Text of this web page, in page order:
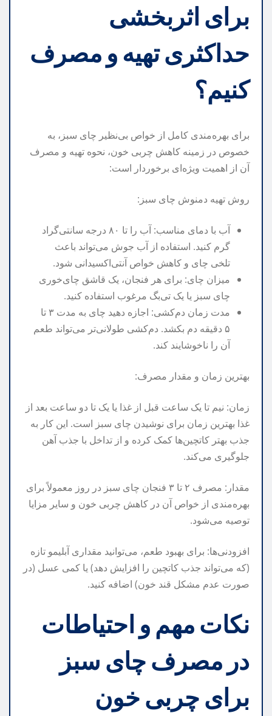
برای اثربخشی
حداکثری تهیه و مصرف
کنیم؟
برای بهره‌مندی کامل از خواص بی‌نظیر چای سبز، به
خصوص در زمینه کاهش چربی خون، نحوه تهیه و مصرف
آن از اهمیت ویژه‌ای برخوردار است:
روش تهیه دمنوش چای سبز:
آب با دمای مناسب: آب را تا ۸۰ درجه سانتی‌گراد
گرم کنید. استفاده از آب جوش می‌تواند باعث
تلخی چای و کاهش خواص آنتی‌اکسیدانی شود.
میزان چای: برای هر فنجان، یک قاشق چای‌خوری
چای سبز یا یک تی‌بگ مرغوب استفاده کنید.
مدت زمان دم‌کشی: اجازه دهید چای به مدت ۳ تا
۵ دقیقه دم بکشد. دم‌کشی طولانی‌تر می‌تواند طعم
آن را ناخوشایند کند.
بهترین زمان و مقدار مصرف:
زمان: نیم تا یک ساعت قبل از غذا یا یک تا دو ساعت بعد از
غذا بهترین زمان برای نوشیدن چای سبز است. این کار به
جذب بهتر کاتچین‌ها کمک کرده و از تداخل با جذب آهن
جلوگیری می‌کند.
مقدار: مصرف ۲ تا ۳ فنجان چای سبز در روز معمولاً برای
بهره‌مندی از خواص آن در کاهش چربی خون و سایر مزایا
توصیه می‌شود.
افزودنی‌ها: برای بهبود طعم، می‌توانید مقداری آبلیمو تازه
(که می‌تواند جذب کاتچین را افزایش دهد) یا کمی عسل (در
صورت عدم مشکل قند خون) اضافه کنید.
نکات مهم و احتیاطات
در مصرف چای سبز
برای چربی خون